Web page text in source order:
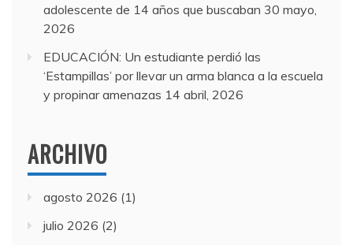
adolescente de 14 años que buscaban 30 mayo,
2026
EDUCACIÓN: Un estudiante perdió las
‘Estampillas’ por llevar un arma blanca a la escuela
y propinar amenazas 14 abril, 2026
ARCHIVO
agosto 2026 (1)
julio 2026 (2)